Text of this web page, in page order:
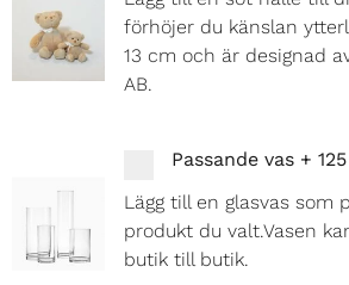
förhöjer du känslan
13 cm och är designad
AB.
Passande vas +
Lägg till en glasvas som
produkt du valt.Vasen
butik till butik.